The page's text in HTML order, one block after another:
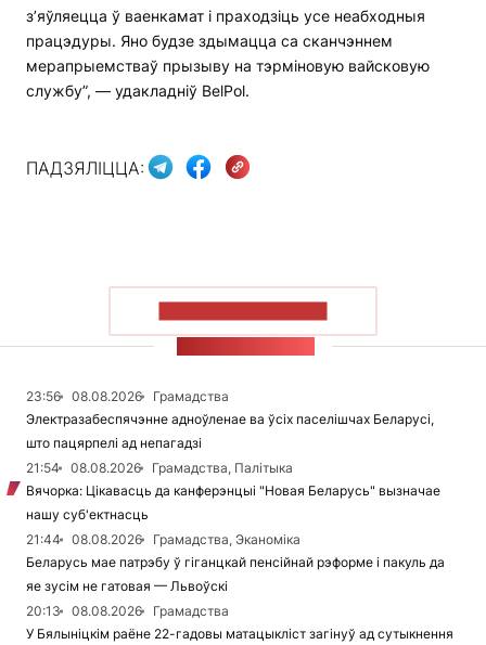
з’яўляецца ў ваенкамат і праходзіць усе неабходныя
працэдуры. Яно будзе здымацца са сканчэннем
мерапрыемстваў прызыву на тэрміновую вайсковую
службу”, — удакладніў BelPol.
ПАДЗЯЛІЦЦА:
23:56 08.08.2026
Грамадства
Электразабеспячэнне адноўленае ва ўсіх паселішчах Беларусі,
што пацярпелі ад непагадзі
21:54
08.08.2026
Грамадства, Палітыка
Вячорка: Цікавасць да канферэнцыі "Новая Беларусь" вызначае
нашу суб'ектнасць
21:44
08.08.2026
Грамадства, Эканоміка
Беларусь мае патрэбу ў гіганцкай пенсійнай рэформе і пакуль да
яе зусім не гатовая — Львоўскі
20:13
08.08.2026
Грамадства
У Бялыніцкім раёне 22-гадовы матацыкліст загінуў ад сутыкнення